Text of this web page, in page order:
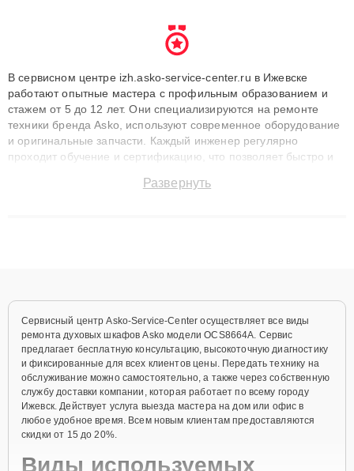
В сервисном центре izh.asko-service-center.ru в Ижевске
работают опытные мастера с профильным образованием и
стажем от 5 до 12 лет. Они специализируются на ремонте
техники бренда Asko, используют современное оборудование
и оригинальные запчасти. Каждый инженер регулярно
проходит обучение и сертификацию, что позволяет быстро и
сохранением гарантии до 3 лет. Наши мастера решают
Развернуть
Сервисный центр Asko-Service-Center осуществляет все виды
ремонта духовых шкафов Asko модели OCS8664A. Сервис
предлагает бесплатную консультацию, высокоточную диагностику
и фиксированные для всех клиентов цены. Передать технику на
обслуживание можно самостоятельно, а также через собственную
службу доставки компании, которая работает по всему городу
Ижевск. Действует услуга выезда мастера на дом или офис в
любое удобное время. Всем новым клиентам предоставляются
скидки от 15 до 20%.
Виды используемых